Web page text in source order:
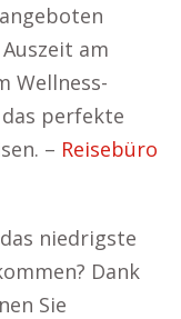
am
Wellness-
perfekte
– Reisebüro
niedrigste
Dank
Sie